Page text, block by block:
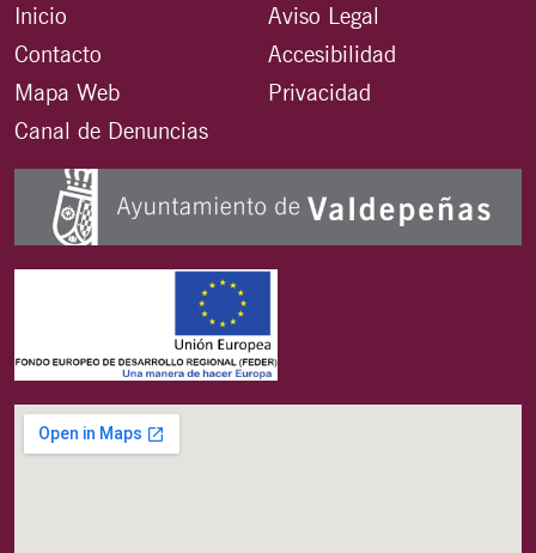
Inicio
Contacto
Mapa Web
Canal de Denuncias
Aviso Legal
Accesibilidad
Privacidad